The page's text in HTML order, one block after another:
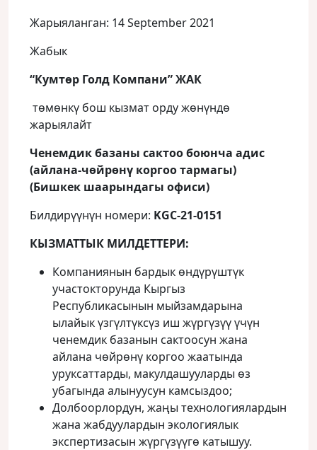
Жарыяланган: 14 September 2021
Жабык
“Кумтөр Голд Компани” ЖАК
төмөнкү бош кызмат орду жөнүндө
жарыялайт
Ченемдик базаны сактоо боюнча адис
(айлана-чөйрөнү коргоотармагы)
(Бишкек шаарындагы офиси)
Билдирүүнүн номери: KGC-21-0151
КЫЗМАТТЫК МИЛДЕТТЕРИ:
Компаниянын бардык өндүрүштүк
участокторунда Кыргыз
Республикасынын мыйзамдарына
ылайык үзгүлтүксүз иш жүргүзүү үчүн
ченемдик базанын сактоосун жана
айлана чөйрөнү коргоо жаатында
уруксаттарды, макулдашууларды өз
убагында алынуусун камсыздоо;
Долбоорлордун, жаңы технологиялардын
жана жабдуулардын экологиялык
экспертизасын жүргүзүүгө катышуу.